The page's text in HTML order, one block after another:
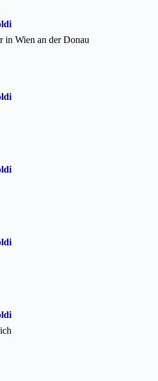
in Wien an der Donau